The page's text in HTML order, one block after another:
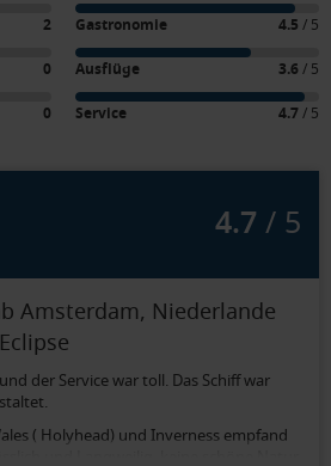
2
0
0
Gastronomie 4.5 / 5
Ausflüge 3.6 / 5
Service 4.7/ 5
4.7 / 5
Amsterdam, Niederlande
der Service war toll. Das Schiff war
( Holyhead) und Inverness empfand